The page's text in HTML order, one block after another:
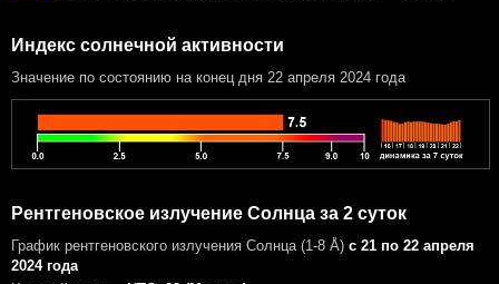
Индекс солнечной активности
Значение по состоянию на конец дня 22 апреля 2024 года
Рентгеновское излучение Солнца за 2 суток
График рентгеновского излучения Солнца (1-8 Å) с 21 по 22 апреля
2024 года